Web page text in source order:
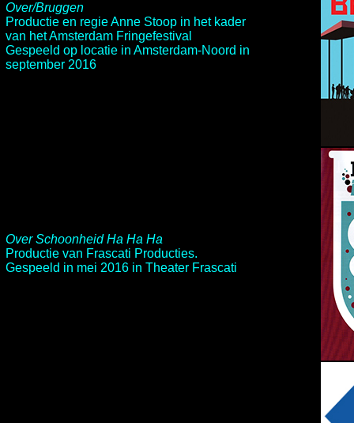
Over/Bruggen
Productie en regieAnne Stoop in het kader
van hetAmsterdam Fringefestival
Gespeeld op locatie in Amsterdam-Noord in
september 2016
Over Schoonheid Ha Ha Ha
Productie van Frascati Producties.
Gespeeld in mei 2016 in Theater Frascati